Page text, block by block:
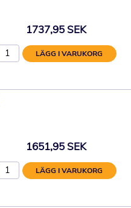
1737,95 SEK
LÄGG I VARUKORG
1651,95 SEK
LÄGG I VARUKORG